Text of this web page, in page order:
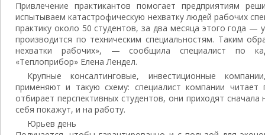
Привлечение практикантов помогает предприятиям
испытываем катастрофическую нехватку людей рабочих
практику около 50 студентов, за два месяца этого года
производится по техническим специальностям. Таким
нехватки рабочих», — сообщила специалист по
«Теплоприбор» Елена Лендел.
Крупные консалтинговые, инвестиционные
применяют и такую схему: специалист компании читает
отбирает перспективных студентов, они приходят
себя покажут, и на работу.
Юрьев день